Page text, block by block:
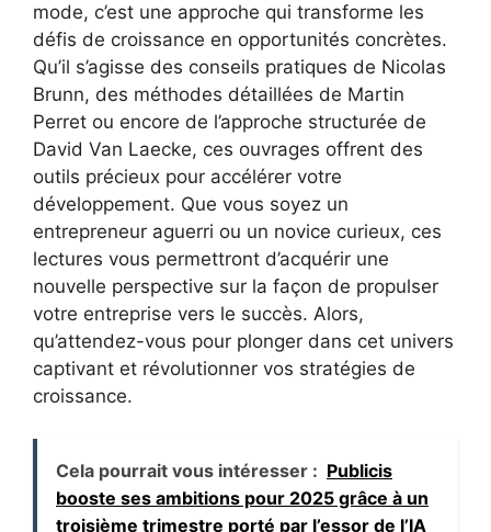
mode, c’est une approche qui transforme les
défis de croissance en opportunités concrètes.
Qu’il s’agisse des conseils pratiques de Nicolas
Brunn, des méthodes détaillées de Martin
Perret ou encore de l’approche structurée de
David Van Laecke, ces ouvrages offrent des
outils précieux pour accélérer votre
développement. Que vous soyez un
entrepreneur aguerri ou un novice curieux, ces
lectures vous permettront d’acquérir une
nouvelle perspective sur la façon de propulser
votre entreprise vers le succès. Alors,
qu’attendez-vous pour plonger dans cet univers
captivant et révolutionner vos stratégies de
croissance.
Cela pourrait vous intéresser : Publicis
booste ses ambitions pour 2025 grâce à un
troisième trimestre porté par l’essor de l’IA